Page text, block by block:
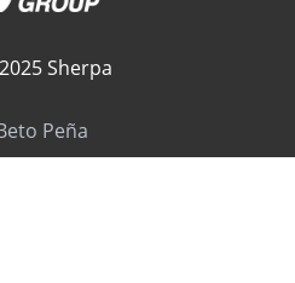
2025 Sherpa
Peña